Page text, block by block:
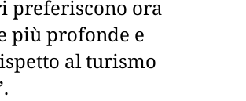
preferiscono ora
più profonde e
al turismo